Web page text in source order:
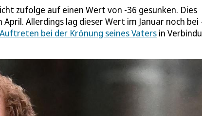
zufolge auf einen Wert von -36 gesunken. Dies
Allerdings lag dieser Wert im Januar noch bei
bei der Krönung seines Vaters in